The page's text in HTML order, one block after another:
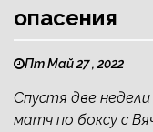
опасения
Пт Май 27 , 2022
Спустя две
матч по боксу с